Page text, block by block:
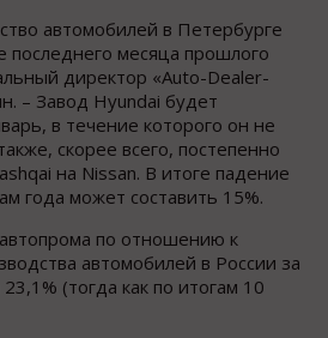
автомобилей в Петербурге
месяца прошлого
директор «Auto-Dealer-
– Завод Hyundai будет
в течение которого он не
скорее всего, постепенно
на Nissan. В итоге падение
года может составить 15%.
по отношению к
автомобилей в России за
(тогда как по итогам 10